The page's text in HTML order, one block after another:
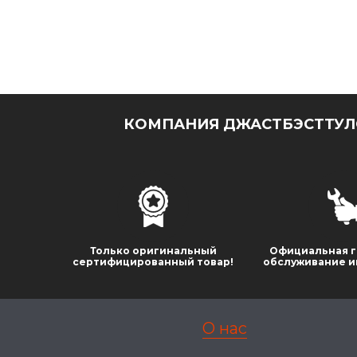
КОМПАНИЯ
Только оригинальный
сертифицированный товар!
Официальная
обслуживание
О нас